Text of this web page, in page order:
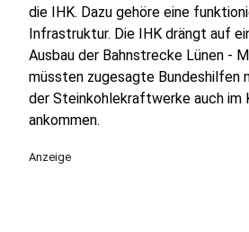
die IHK. Dazu gehöre eine
Infrastruktur. Die IHK drängt auf
Ausbau der Bahnstrecke Lünen -
müssten zugesagte Bundeshilfen
der Steinkohlekraftwerke auch im
ankommen.
Anzeige